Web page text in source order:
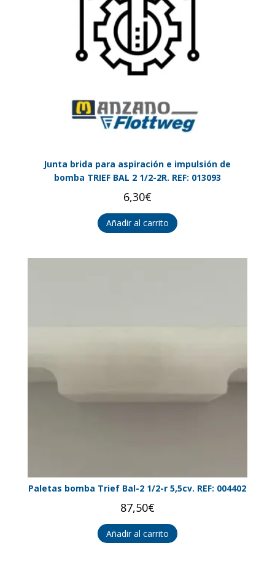
Junta brida para aspiración e impulsión de
bomba TRIEF BAL 2 1/2-2R. REF: 013093
6,30€
Añadir al carrito
Paletas bomba Trief Bal-2 1/2-r 5,5cv. REF: 004402
87,50€
Añadir al carrito